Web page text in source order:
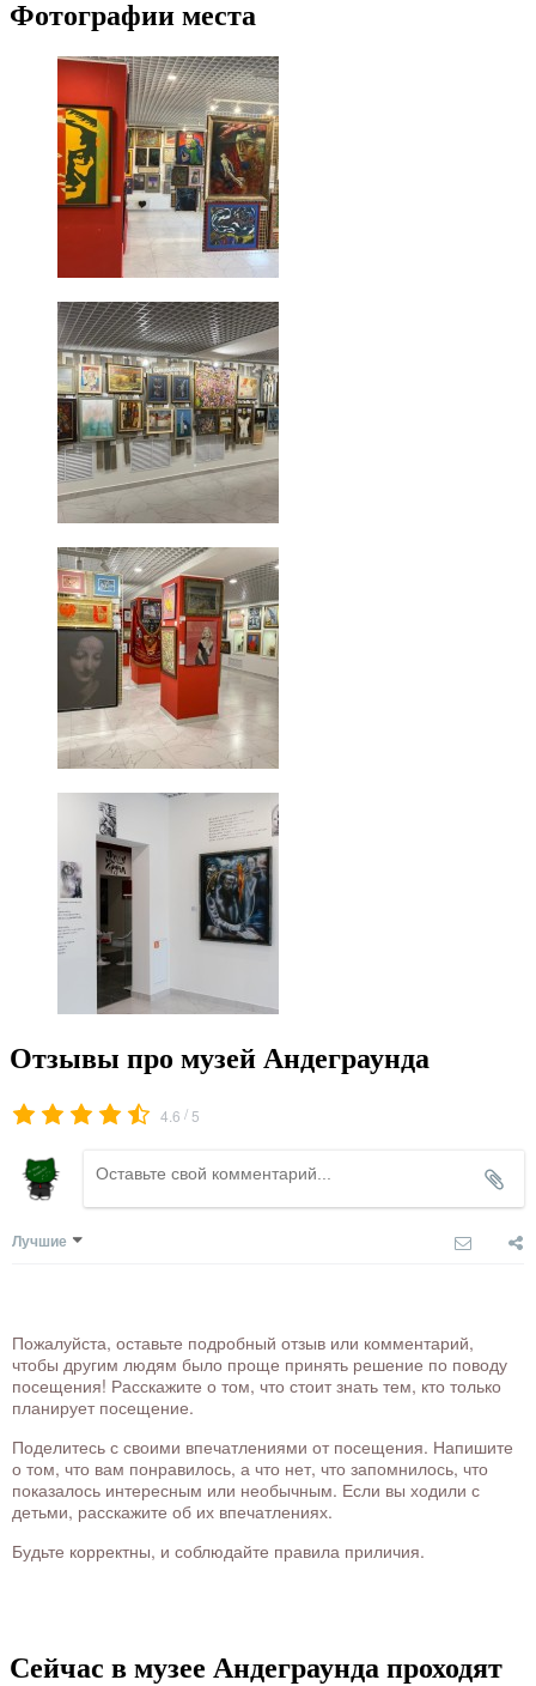
Фотографии места
Отзывы про музей Андеграунда
4.6 / 5
Лучшие
Пожалуйста, оставьте подробный отзыв или комментарий,
чтобы другим людям было проще принять решение по поводу
посещения! Расскажите о том, что стоит знать тем, кто только
планирует посещение.
Поделитесь с своими впечатлениями от посещения. Напишите
о том, что вам понравилось, а что нет, что запомнилось, что
показалось интересным или необычным. Если вы ходили с
детьми, расскажите об их впечатлениях.
Будьте корректны, и соблюдайте правила приличия.
Сейчас в музее Андеграунда проходят